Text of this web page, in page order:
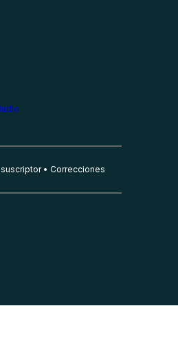
Correcciones